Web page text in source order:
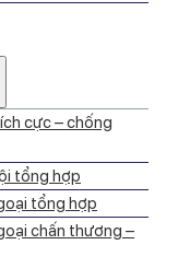
cực – chống
tổng hợp
tổng hợp
chấn thương –